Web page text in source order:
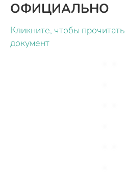
ОФИЦИАЛЬНО
Кликните, чтобы прочитать
документ